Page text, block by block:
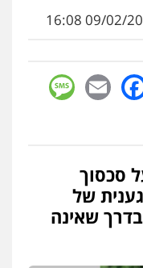
Facebook
Email
סכסוך
של
שאינה